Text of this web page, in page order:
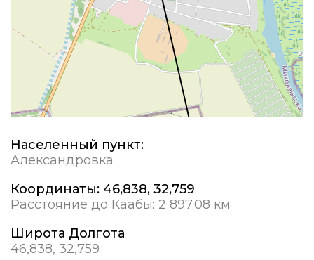
Населенный пункт:
Александровка
Координаты: 46,838, 32,759
Расстояние до Каабы: 2 897.08 км
Широта Долгота
46,838, 32,759